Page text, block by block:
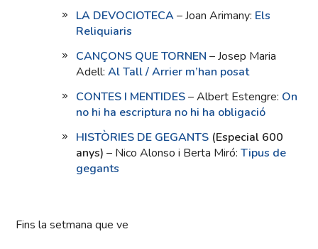
LA DEVOCIOTECA– Joan Arimany: Els
Reliquiaris
CANÇONS QUE TORNEN – Josep Maria
Adell:Al Tall / Arrier m’han posat
CONTES I MENTIDES– Albert Estengre: On
no hi ha escriptura no hi ha obligació
HISTÒRIES DE GEGANTS (Especial 600
anys)– Nico Alonso i Berta Miró:Tipus de
gegants
Fins la setmana que ve